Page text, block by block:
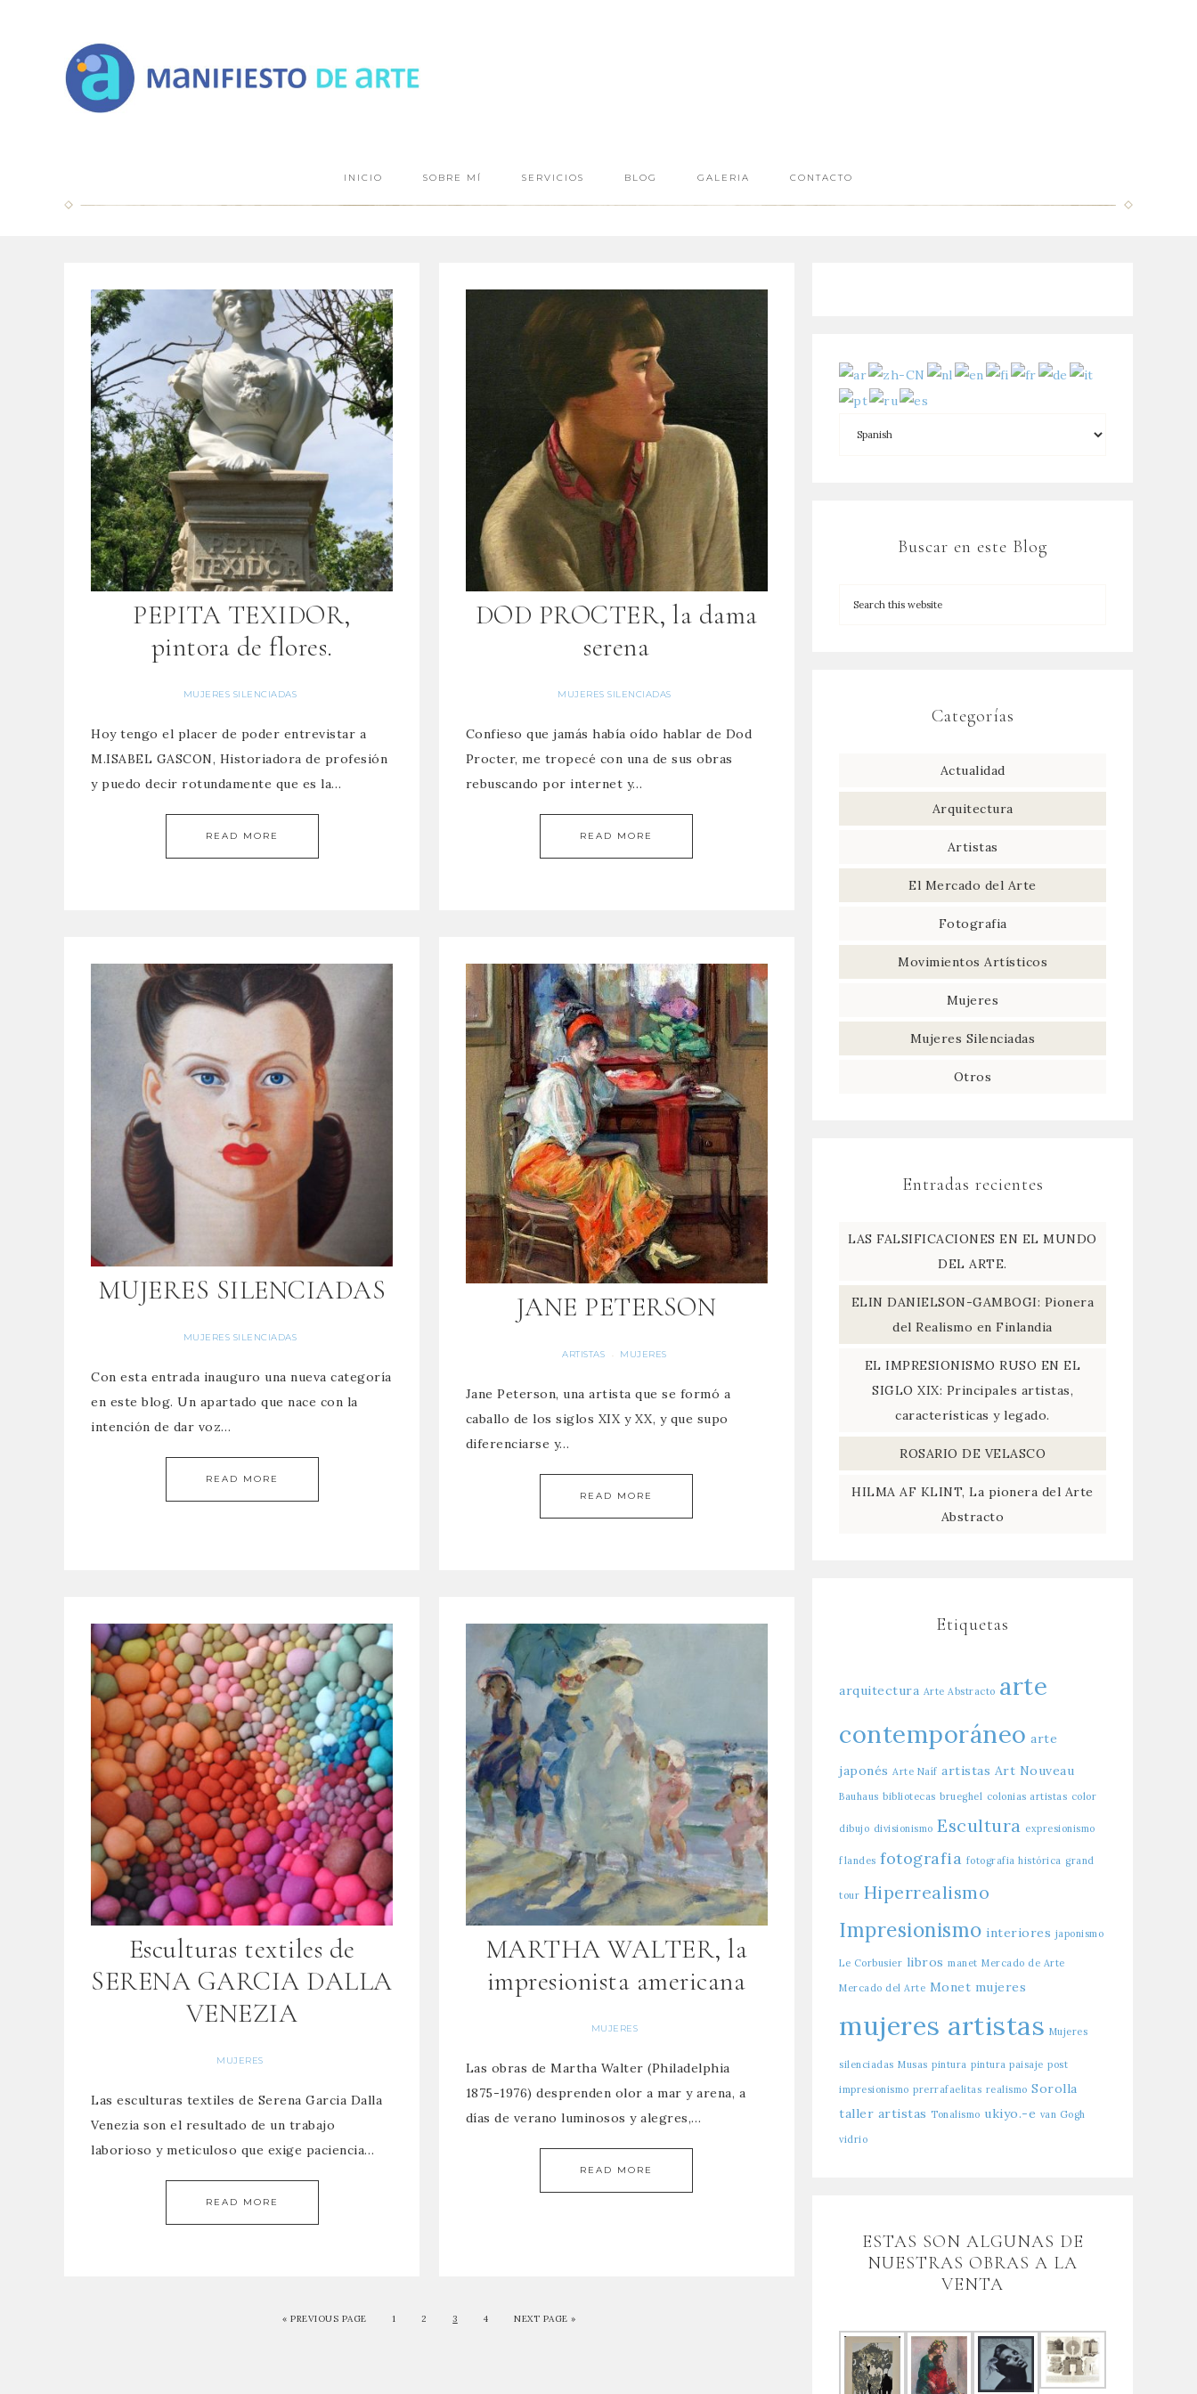
INICIO SOBRE MÍ SERVICIOS BLOG GALERIA CONTACTO
PEPITA TEXIDOR,
pintora de flores.
MUJERES SILENCIADAS
Hoy tengo el placer de poder entrevistar a
M.ISABEL GASCON, Historiadora de profesión
y puedo decir rotundamente que es la…
READ MORE
DOD PROCTER, la dama
serena
MUJERES SILENCIADAS
Confieso que jamás había oído hablar de Dod
Procter, me tropecé con una de sus obras
rebuscando por internet y…
READ MORE
MUJERES SILENCIADAS
MUJERES SILENCIADAS
Con esta entrada inauguro una nueva categoría
en este blog. Un apartado que nace con la
intención de dar voz…
READ MORE
JANE PETERSON
ARTISTAS · MUJERES
Jane Peterson, una artista que se formó a
caballo de los siglos XIX y XX, y que supo
diferenciarse y…
READ MORE
Esculturas textiles de
SERENA GARCIA DALLA
VENEZIA
MUJERES
Las esculturas textiles de Serena Garcia Dalla
Venezia son el resultado de un trabajo
laborioso y meticuloso que exige paciencia…
READ MORE
MARTHA WALTER, la
impresionista americana
MUJERES
Las obras de Martha Walter (Philadelphia
1875-1976) desprenden olor a mar y arena, a
días de verano luminosos y alegres,…
READ MORE
« PREVIOUS PAGE 1 2 3 4 NEXT PAGE »
Buscar en este Blog
Categorías
Actualidad
Arquitectura
Artistas
El Mercado del Arte
Fotografia
Movimientos Artísticos
Mujeres
Mujeres Silenciadas
Otros
Entradas recientes
LAS FALSIFICACIONES EN EL MUNDO
DEL ARTE.
ELIN DANIELSON-GAMBOGI: Pionera
del Realismo en Finlandia
EL IMPRESIONISMO RUSO EN EL
SIGLO XIX: Principales artistas,
características y legado.
ROSARIO DE VELASCO
HILMA AF KLINT, La pionera del Arte
Abstracto
Etiquetas
arquitectura Arte Abstracto arte
contemporáneo arte
japonés Arte Naíf artistas Art Nouveau
Bauhaus bibliotecas brueghel colonias artistas color
dibujo divisionismo Escultura expresionismo
flandes fotografia fotografia histórica grand
tour Hiperrealismo
Impresionismo interiores japonismo
Le Corbusier libros manet Mercado de Arte
Mercado del Arte Monet mujeres
mujeres artistas Mujeres
silenciadas Musas pintura pintura paisaje post
impresionismo prerrafaelitas realismo Sorolla
taller artistas Tonalismo ukiyo.-e van Gogh
vidrio
ESTAS SON ALGUNAS DE
NUESTRAS OBRAS A LA
VENTA